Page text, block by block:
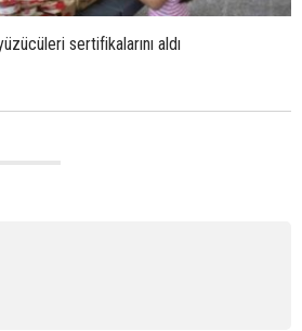
sertifikalarını aldı